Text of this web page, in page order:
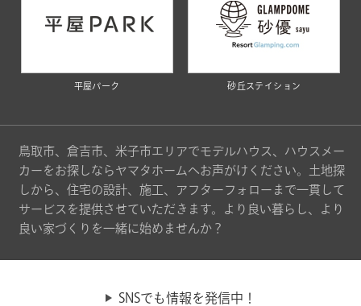
平屋パーク 砂丘ステイション
鳥取市、倉吉市、米子市エリアでモデルハウス、ハウスメー
カーをお探しならヤマタホームへお声がけください。土地探
しから、住宅の設計、施工、アフターフォローまで一貫して
サービスを提供させていただきます。より良い暮らし、より
良い家づくりを一緒に始めませんか？
SNSでも情報を発信中！